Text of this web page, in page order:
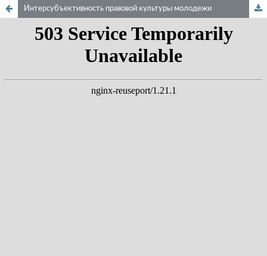
Интерсубъективность правовой культуры молодежи